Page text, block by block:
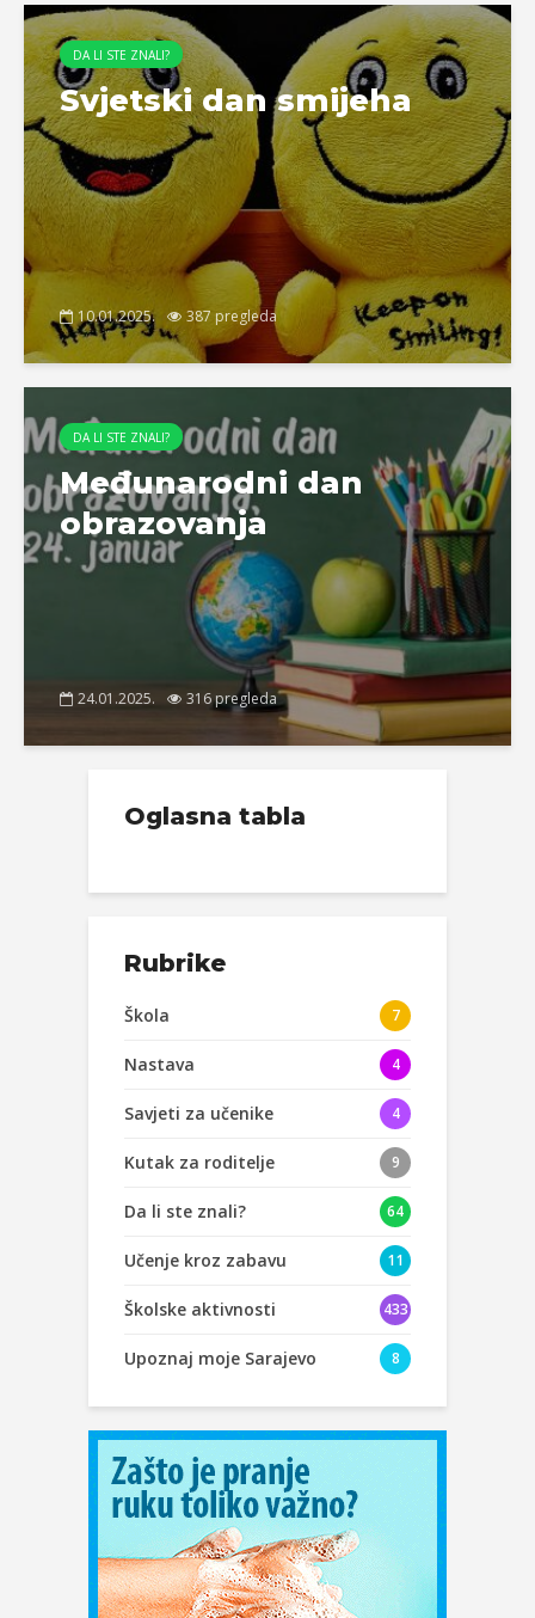
DA LI STE ZNALI?
Svjetski dan smijeha
10.01.2025. 387 pregleda
DA LI STE ZNALI?
Međunarodni dan
obrazovanja
24.01.2025. 316 pregleda
Oglasna tabla
Rubrike
Škola 7
Nastava 4
Savjeti za učenike 4
Kutak za roditelje 9
Da li ste znali? 64
Učenje kroz zabavu 11
Školske aktivnosti 433
Upoznaj moje Sarajevo 8